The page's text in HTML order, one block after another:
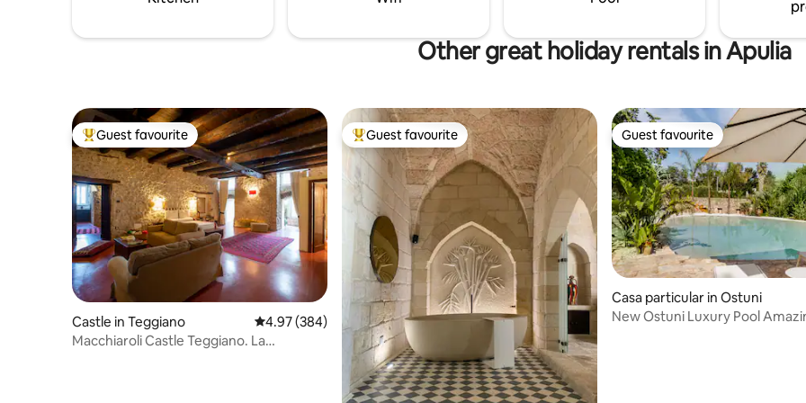
Other great holiday rentals in Apulia
Top guest favourite
Guest favourite
Castle in Teggiano 4.97 out of 5 average rating, 384 reviews
4.97 (384)
Macchiaroli Castle Teggiano. La
Top guest favourite
Guest favourite Guest favourite
Guest favourite
Casa particular in Ostuni
New Ostuni Luxury Pool